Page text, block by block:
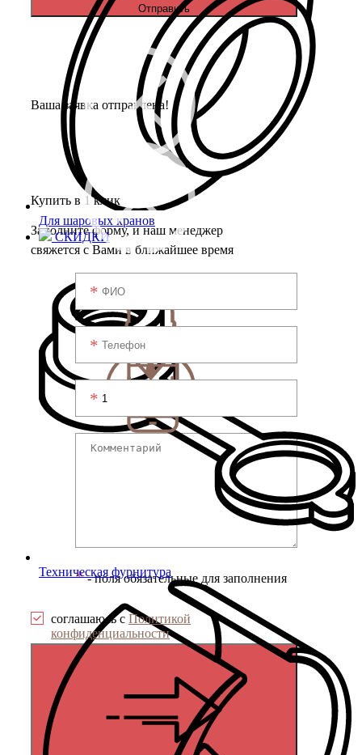
Для шаровых кранов
СКИДКИ
Техническая фурнитура
Отправить
Ваша заявка отправлена!
Купить в 1 клик
Заполните форму, и наш менеджер
свяжется с Вами в ближайшее время
*- поля обязательные для заполнения
соглашаюсь с Политикой
конфиденциальности